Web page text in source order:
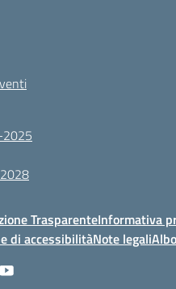
2025
TrasparenteInformativa
di accessibilitàNote legali